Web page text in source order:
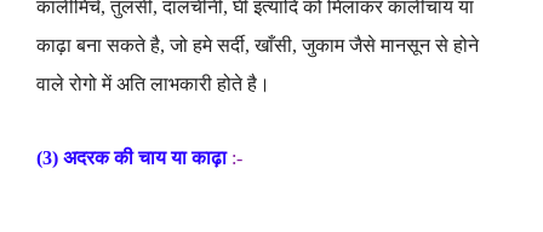
कालीमिर्च,तुलसी,दालचीनी,घी इत्यादि को मिलाकर कालीचाय या
काढ़ा बना सकते है,जो हमे सर्दी,खाँसी,जुकाम जैसे मानसून से होने
वाले रोगो में अति लाभकारी होते है ।
(3) अदरक की चाय या काढ़ा:-